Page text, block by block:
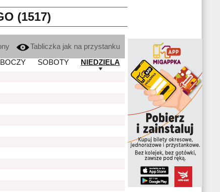
(1517)
Tabliczka jak na przystanku
SOBOTY
NIEDZIELA